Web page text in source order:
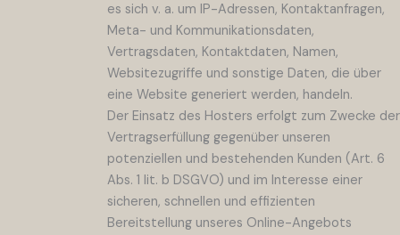
es sich v. a. um IP-Adressen, Kontaktanfragen,
Meta- und Kommunikationsdaten,
Vertragsdaten, Kontaktdaten, Namen,
Websitezugriffe und sonstige Daten, die über
eine Website generiert werden, handeln.
Der Einsatz des Hosters erfolgt zum Zwecke der
Vertragserfüllung gegenüber unseren
potenziellen und bestehenden Kunden (Art. 6
Abs. 1 lit. b DSGVO) und im Interesse einer
sicheren, schnellen und effizienten
Bereitstellung unseres Online-Angebots